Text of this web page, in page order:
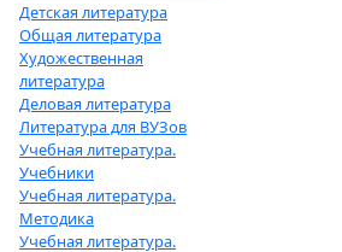
Детская литература
Общая литература
Художественная
литература
Деловая литература
Литература для ВУЗов
Учебная литература.
Учебники
Учебная литература.
Методика
Учебная литература.